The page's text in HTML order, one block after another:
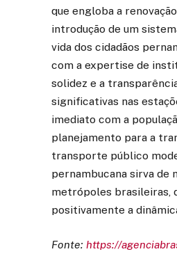
que engloba a
introdução de um
vida dos cidadãos
com a expertise de
solidez e a
significativas nas
imediato com a
planejamento para a
transporte público
pernambucana sirva
metrópoles brasileiras,
positivamente a
Fonte: https://